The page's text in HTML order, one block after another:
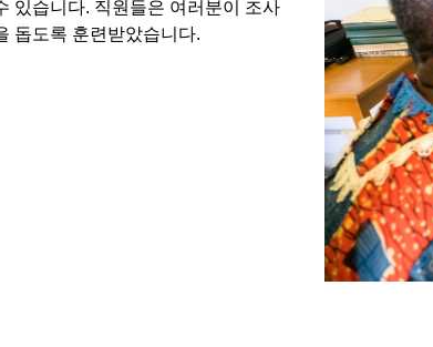
있습니다. 직원들은 여러분이 조사
돕도록 훈련받았습니다.